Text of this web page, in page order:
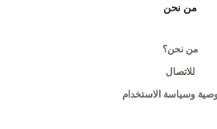
من نحن
من نحن؟
للاتصال
وسياسة الاستخدام